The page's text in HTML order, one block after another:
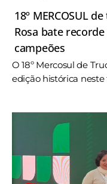
18º MERCOSUL
Rosa bate
campeões
O 18º Mercosul de
edição histórica neste